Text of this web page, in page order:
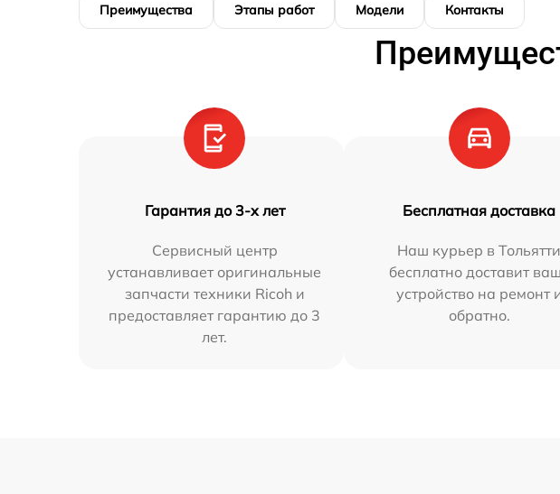
Преимущества Этапы работ Модели Контакты
Гарантия до 3-х лет
Сервисный центр
устанавливает оригинальные
запчасти техники Ricoh и
предоставляет гарантию до 3
лет.
Бесплатная доставка
Наш курьер в Тольятти
бесплатно доставит
устройство на ремонт
обратно.